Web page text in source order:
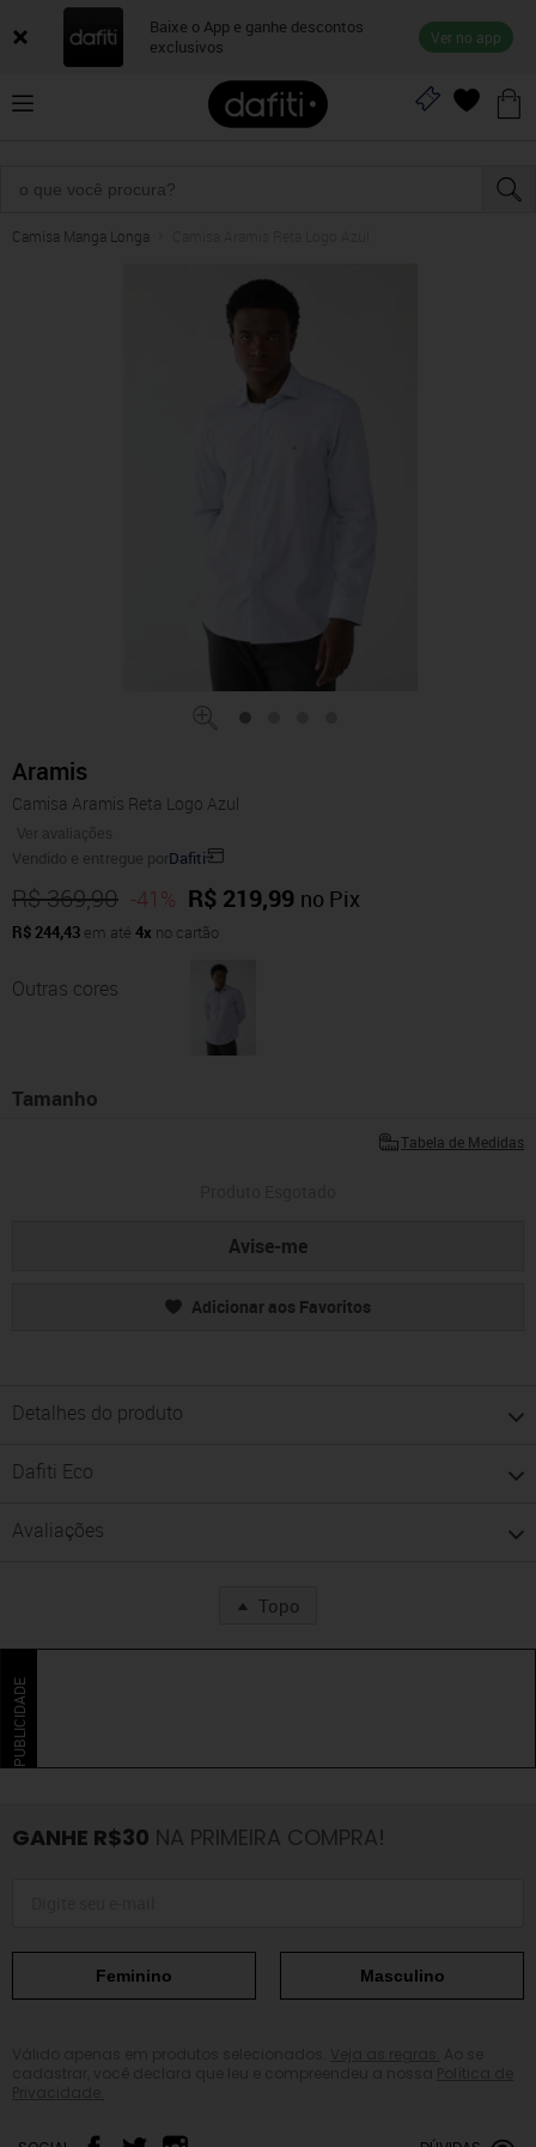
Baixe o App e ganhe descontos
exclusivos
Ver no app
Camisa Manga Longa
Aramis
Camisa Aramis Reta Logo Azul
Ver avaliações
Vendido e entregue porDafiti
R$ 369,90 -41% R$ 219,99 no Pix
R$ 244,43 em até 4x no cartão
Outras cores
Tamanho
Tabela de Medidas
Avise-me
Adicionar aos Favoritos
Detalhes do produto
Dafiti Eco
Avaliações
Topo
PUBLICIDADE
GANHE R$30 NA PRIMEIRA COMPRA!
Feminino Masculino